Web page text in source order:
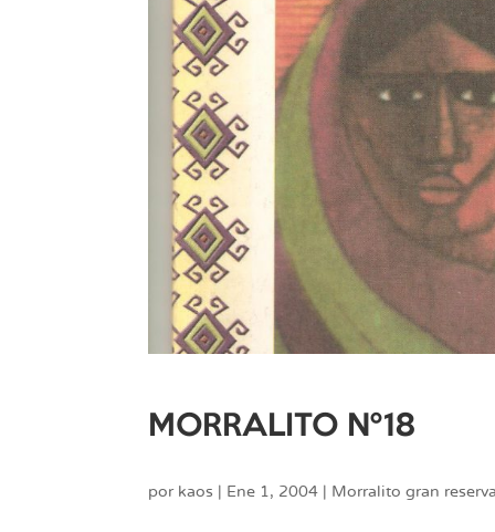
MORRALITO Nº18
por kaos Ene 1, 2004 Morralito gran